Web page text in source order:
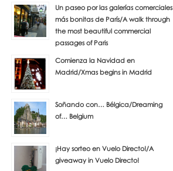
Un paseo por las galerías comerciales
más bonitas de París/A walk through
the most beautiful commercial
passages of Paris
Comienza la Navidad en
Madrid/Xmas begins in Madrid
Soñando con… Bélgica/Dreaming
of… Belgium
¡Hay sorteo en Vuelo Directo!/A
giveaway in Vuelo Directo!